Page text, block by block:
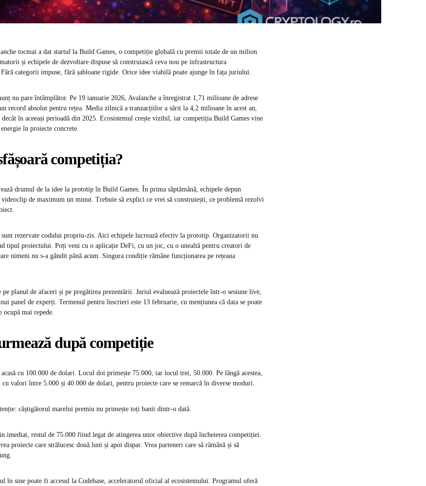
tocmai a dat startul la Build Games, o competiție globală cu premii totale de un milion
și echipele de dezvoltare dispuse să construiască ceva nou pe infrastructura
Fără categorii impuse, fără șabloane rigide. Orice idee viabilă poate ajunge în fața juriului.
nu pare întâmplător. Pe 19 ianuarie 2026, Avalanche a înregistrat 1,71 milioane de adrese
record absolut pentru rețea. Media zilnică a tranzacțiilor a sărit la 4,2 milioane în acest an,
în aceeași perioadă din 2025. Ecosistemul crește vizibil, iar competiția Build Games vine
în proiecte concrete.
competiția?
drumul de la idee la prototip în Build Games. În prima săptămână, echipele depun
de maximum un minut. Trebuie să explici ce vrei să construiești, ce problemă rezolvi
sunt rezervate codului propriu-zis. Aici echipele lucrează efectiv la prototip. Organizatorii nu
tipul proiectului. Poți veni cu o aplicație DeFi, cu un joc, cu o unealtă pentru creatori de
nimeni nu s-a gândit până acum. Singura condiție rămâne funcționarea pe rețeaua
pe planul de afaceri și pe pregătirea prezentării. Juriul evaluează proiectele într-o sesiune live,
panel de experți. Termenul pentru înscrieri este 13 februarie, cu mențiunea că data se poate
ocupă mai repede.
după competiție
cu 100.000 de dolari. Locul doi primește 75.000, iar locul trei, 50.000. Pe lângă acestea,
cu valori între 5.000 și 40.000 de dolari, pentru proiecte care se remarcă în diverse moduri.
câștigătorul marelui premiu nu primește toți banii dintr-o dată.
imediat, restul de 75.000 fiind legat de atingerea unor obiective după încheierea competiției.
proiecte care strălucesc două luni și apoi dispar. Vrea parteneri care să rămână și să
în sine poate fi accesul la Codebase, acceleratorul oficial al ecosistemului. Programul oferă